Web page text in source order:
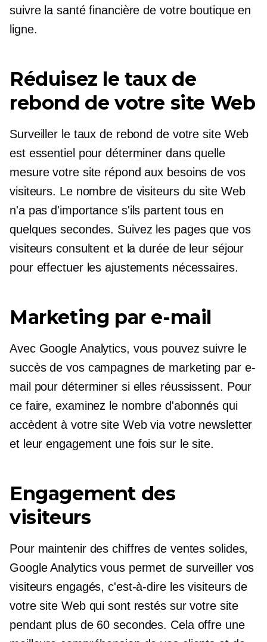
suivre la santé financière de votre boutique en
ligne.
Réduisez le taux de
rebond de votre site Web
Surveiller le taux de rebond de votre site Web
est essentiel pour déterminer dans quelle
mesure votre site répond aux besoins de vos
visiteurs. Le nombre de visiteurs du site Web
n'a pas d'importance s'ils partent tous en
quelques secondes. Suivez les pages que vos
visiteurs consultent et la durée de leur séjour
pour effectuer les ajustements nécessaires.
Marketing par e-mail
Avec Google Analytics, vous pouvez suivre le
succès de vos campagnes de marketing par e-
mail pour déterminer si elles réussissent. Pour
ce faire, examinez le nombre d'abonnés qui
accèdent à votre site Web via votre newsletter
et leur engagement une fois sur le site.
Engagement des
visiteurs
Pour maintenir des chiffres de ventes solides,
Google Analytics vous permet de surveiller vos
visiteurs engagés, c'est-à-dire les visiteurs de
votre site Web qui sont restés sur votre site
pendant plus de 60 secondes. Cela offre une